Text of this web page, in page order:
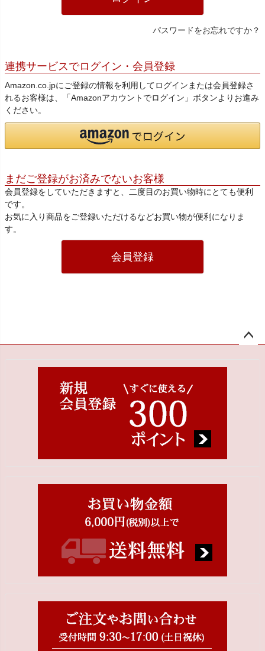
パスワードをお忘れですか？
連携サービスでログイン・会員登録
Amazon.co.jpにご登録の情報を利用してログインまたは会員登録さ
れるお客様は、「Amazonアカウントでログイン」ボタンよりお進み
ください。
まだご登録がお済みでないお客様
会員登録をしていただきますと、二度目のお買い物時にとても便利
です。
お気に入り商品をご登録いただけるなどお買い物が便利になりま
す。
会員登録